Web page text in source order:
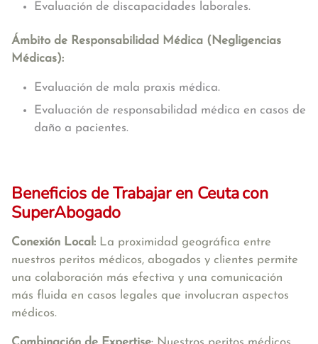
Evaluación de discapacidades laborales.
Ámbito de Responsabilidad Médica (Negligencias
Médicas):
Evaluación de mala praxis médica.
Evaluación de responsabilidad médica en casos de
daño a pacientes.
Beneficios de Trabajar en Ceutacon
SuperAbogado
Conexión Local: La proximidad geográfica entre
nuestros peritos médicos, abogados y clientes permite
una colaboración más efectiva y una comunicación
más fluida en casos legales que involucran aspectos
médicos.